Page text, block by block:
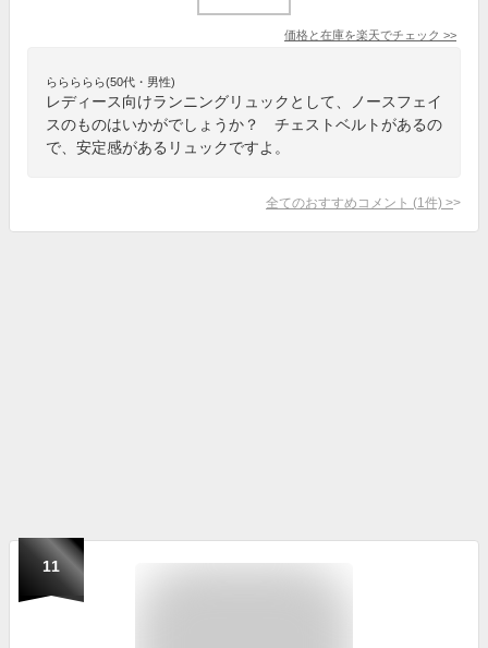
価格と在庫を楽天でチェック >>
ららららら(50代・男性)
レディース向けランニングリュックとして、ノースフェイ
スのものはいかがでしょうか？ チェストベルトがあるの
で、安定感があるリュックですよ。
全てのおすすめコメント (1 件) >
11